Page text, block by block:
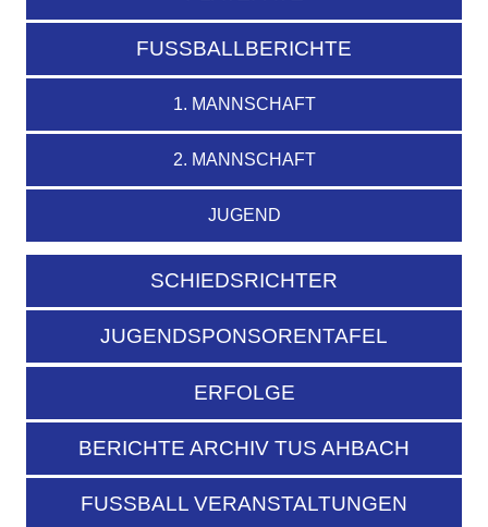
FUSSBALLBERICHTE
1. MANNSCHAFT
2. MANNSCHAFT
JUGEND
SCHIEDSRICHTER
JUGENDSPONSORENTAFEL
ERFOLGE
BERICHTE ARCHIV TUS AHBACH
FUSSBALL VERANSTALTUNGEN